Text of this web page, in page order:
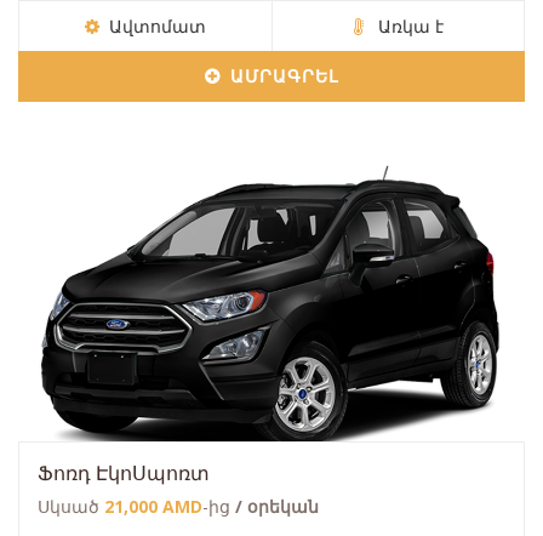
Ավտոմատ Առկա է
ԱՄՐԱԳՐԵԼ
Ֆոռդ ԷկոՍպոռտ
Սկսած 21,000 AMD-ից / օրեկան